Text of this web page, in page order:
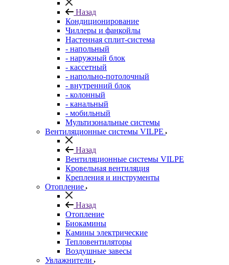
Назад
Кондиционирование
Чиллеры и фанкойлы
Настенная сплит-система
- напольный
- наружный блок
- кассетный
- напольно-потолочный
- внутренний блок
- колонный
- канальный
- мобильный
Мультизональные системы
Вентиляционные системы VILPE
Назад
Вентиляционные системы VILPE
Кровельная вентиляция
Крепления и инструменты
Отопление
Назад
Отопление
Биокамины
Камины электрические
Тепловентиляторы
Воздушные завесы
Увлажнители